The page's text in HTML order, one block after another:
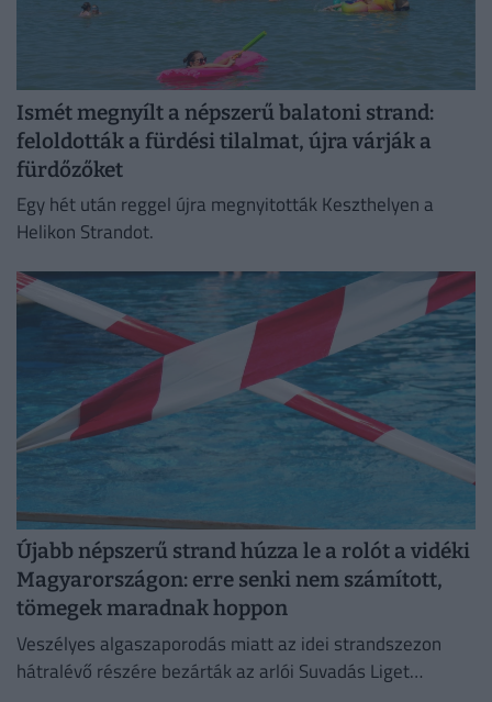
Ismét megnyílt a népszerű balatoni strand:
feloldották a fürdési tilalmat, újra várják a
fürdőzőket
Egy hét után reggel újra megnyitották Keszthelyen a
Helikon Strandot.
Újabb népszerű strand húzza le a rolót a vidéki
Magyarországon: erre senki nem számított,
tömegek maradnak hoppon
Veszélyes algaszaporodás miatt az idei strandszezon
hátralévő részére bezárták az arlói Suvadás Liget